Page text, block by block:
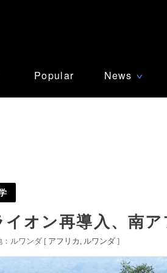
Popular News ∨
オン再導入、南
：ルワンダ [ アフリカ ルワンダ ]